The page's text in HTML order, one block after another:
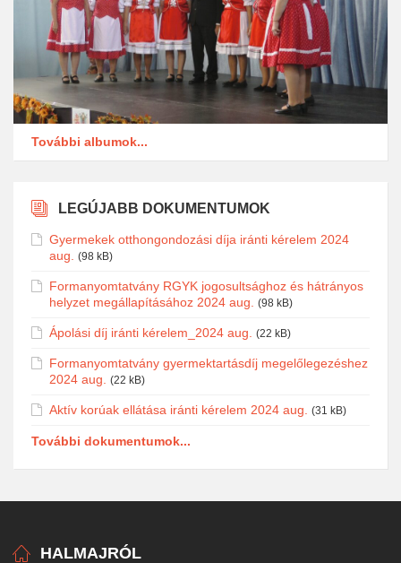
További albumok...
LEGÚJABB DOKUMENTUMOK
Gyermekek otthongondozási díja iránti kérelem 2024
aug.
(98 kB)
Formanyomtatvány RGYK jogosultsághoz és hátrányos
helyzet megállapításához 2024 aug.
(98 kB)
Ápolási díj iránti kérelem_2024 aug. (22 kB)
Formanyomtatvány gyermektartásdíj megelőlegezéshez
2024 aug.
(22 kB)
Aktív korúak ellátása iránti kérelem 2024 aug. (31 kB)
További dokumentumok...
HALMAJRÓL